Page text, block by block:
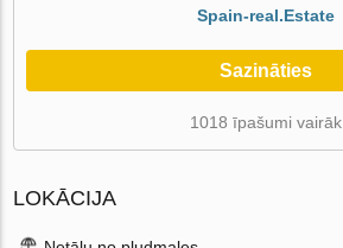
Spain-real.Estate
Sazināties
1018 īpašumi vairāk
LOKĀCIJA